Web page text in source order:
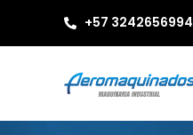
+57 3242656994